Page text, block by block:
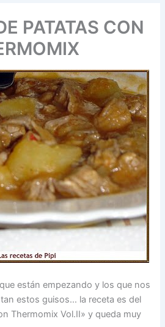
PATATAS CON
están empezando y los que nos
estos guisos… la receta es del
Thermomix Vol.II» y queda muy